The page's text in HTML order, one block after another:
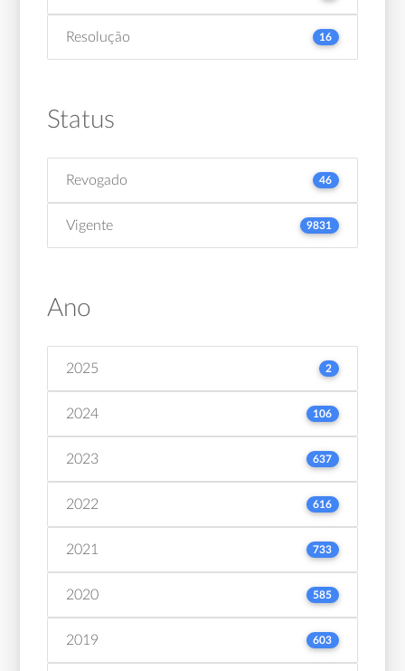
Resolução 16
Status
Revogado 46
Vigente 9831
Ano
2025 2
2024 106
2023 637
2022 616
2021 733
2020 585
2019 603